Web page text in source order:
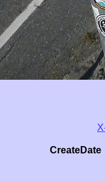
CreateDate